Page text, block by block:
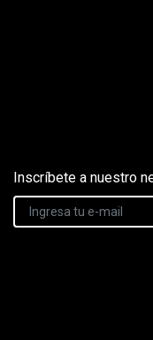
Inscríbete a nuestro